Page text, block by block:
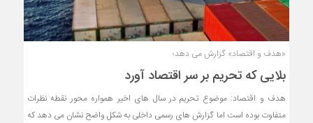
«هدف و اقتصاد» گزارش می دهد؛
بلایی که تحریم بر سر اقتصاد آورد
هدف و اقتصاد: موضوع تحریم در سال های اخیر همواره محور نقطه نظرات
متفاوت بوده است اما گزارش های رسمی داخلی به شکل واضح نشان می دهد که